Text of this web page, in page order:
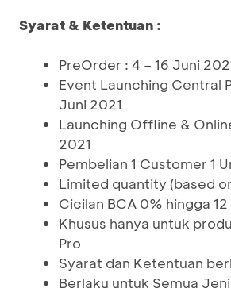
Syarat & Ketentuan :
PreOrder : 4 – 16 Juni
Event Launching Central
Juni 2021
Launching Offline &
2021
Pembelian 1 Customer 1
Limited quantity (based
Cicilan BCA 0% hingga 12
Khusus hanya untuk
Pro
Syarat dan Ketentuan
Berlaku untuk Semua